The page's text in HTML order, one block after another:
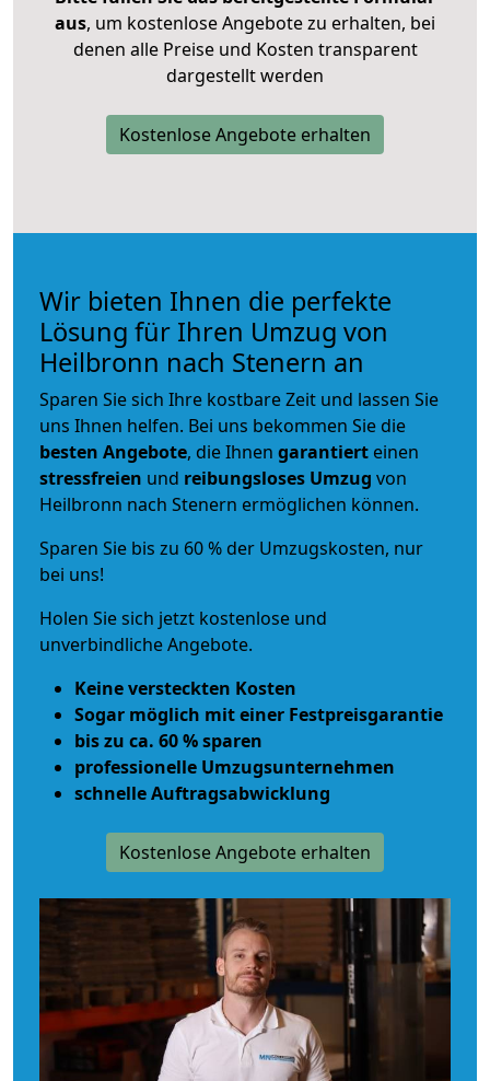
aus, um kostenlose Angebote zu erhalten, bei
denen alle Preise und Kosten transparent
dargestellt werden
Kostenlose Angebote erhalten
Wir bieten Ihnen die perfekte
Lösung für Ihren Umzug von
Heilbronn nach Stenern an
Sparen Sie sich Ihre kostbare Zeit und lassen Sie
uns Ihnen helfen. Bei uns bekommen Sie die
besten Angebote, die Ihnen garantiert einen
stressfreien und reibungsloses Umzug von
Heilbronn nach Stenern ermöglichen können.
Sparen Sie bis zu 60 % der Umzugskosten, nur
bei uns!
Holen Sie sich jetzt kostenlose und
unverbindliche Angebote.
Keine versteckten Kosten
Sogar möglich mit einer Festpreisgarantie
bis zu ca. 60 % sparen
professionelle Umzugsunternehmen
schnelle Auftragsabwicklung
Kostenlose Angebote erhalten